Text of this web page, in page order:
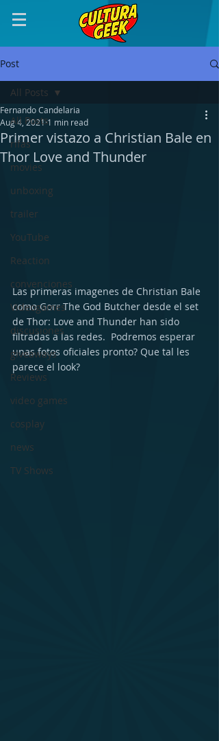
Post
All Posts
rifas
movies
unboxing
trailer
YouTube
Reaction
convenciones
Videogames
discusiones
giveaways
Reviews
video games
cosplay
news
TV Shows
All Posts
Primer vistazo a Christian Bale en
Thor Love and Thunder
Fernando Candelaria
Aug 4, 20211 min read
Las primeras imagenes de Christian Bale
como Gorr The God Butcher desde el set
de Thor: Love and Thunder han sido
filtradas a las redes.  Podremos esperar
unas fotos oficiales pronto? Que tal les
parece el look?